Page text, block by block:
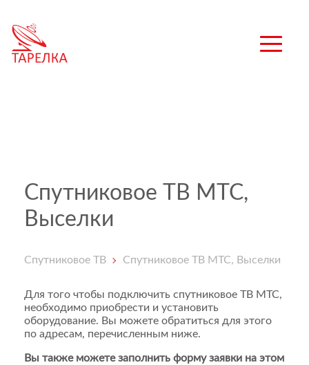
Спутниковое ТВ МТС,
Выселки
Спутниковое ТВ Спутниковое ТВ МТС, Выселки
Для того чтобы подключить спутниковое ТВ МТС,
необходимо приобрести и установить
оборудование. Вы можете обратиться для этого
по адресам, перечисленным ниже.
Вы также можете заполнить форму заявки на этом